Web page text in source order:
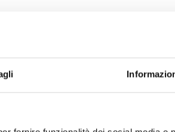
rappresentanza legata al
Memorabile il concorso
vide la vittoria di
Un Cantico
anche le esibizioni
di un dialogo
1937 il campo del Genoa
liriche come
e musica colta.